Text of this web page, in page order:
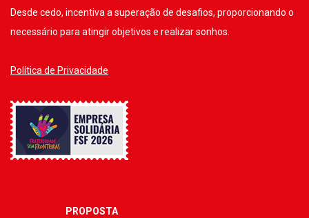
Desde cedo, incentiva a superação de desafios, proporcionando o
necessário para atingir objetivos e realizar sonhos.
Política de Privacidade
PROPOSTA